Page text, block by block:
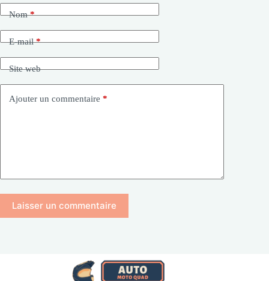
Nom*
E-mail*
Site web
Ajouter un commentaire *
Laisser un commentaire